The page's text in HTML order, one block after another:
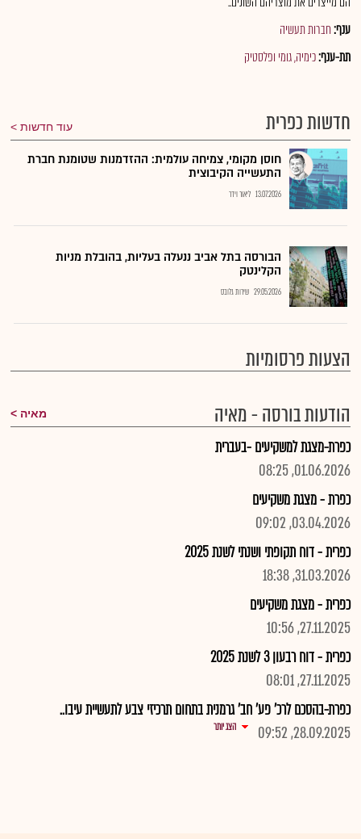
ענף:חברות תעשיה
תת-ענף:כימיה, גומי ופלסטיק
חדשות כפרית עוד חדשות
חוסן מקומי, צמיחה עולמית: ההזדמנות שטומנת חברת
התעשייה הקיבוצית
13.07.2026 ליאור וידר
הבורסה בתל אביב ננעלה בעליות, בהובלת מניות
הקלינטק
29.05.2026 שירות גלובס
הצעות פרסומיות
הודעות בורסה - מאיה
מאיה
כפרת-מצגת למשקיעים -בעברית
01.06.2026, 08:25
כפרת - מצגת משקיעים
03.04.2026, 09:02
כפרית - דוח תקופתי ושנתי לשנת 2025
31.03.2026, 18:38
כפרית - מצגת משקיעים
27.11.2025, 10:56
כפרית - דוח רבעון 3 לשנת 2025
27.11.2025, 08:01
כפרת-בהסכם לרכ' פע' חב' גרמנית בתחום תרכיזי צבע לתעשיית עיבו..
28.09.2025, 09:52
הצג יותר